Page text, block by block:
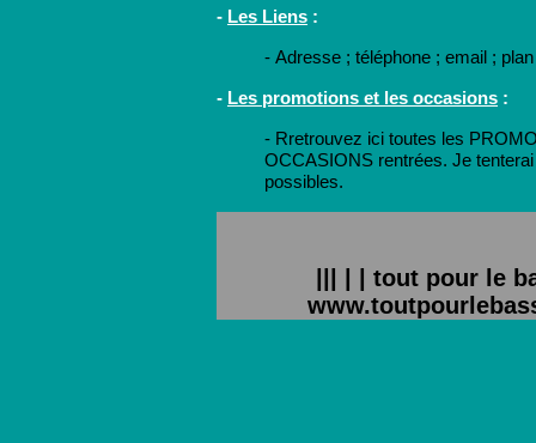
- Les Liens :
- Adresse ; téléphone ; email ;
- Les promotions et les occasions :
- Rretrouvez ici toutes les
OCCASIONS rentrées. Je
possibles.
||| | | tout pour le